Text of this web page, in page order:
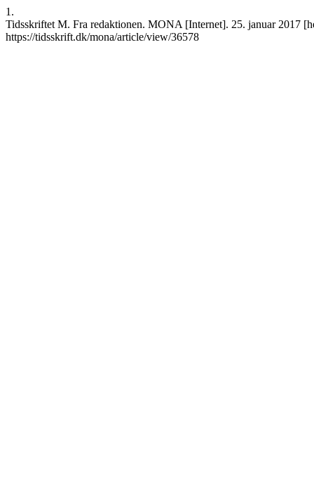
1.
Tidsskriftet M. Fra redaktionen. MONA [Internet]. 25. januar 2017
https://tidsskrift.dk/mona/article/view/36578